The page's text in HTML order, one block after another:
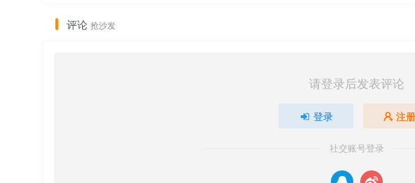
评论 抢沙发
请登录后发表评论
登录 注册
社交账号登录